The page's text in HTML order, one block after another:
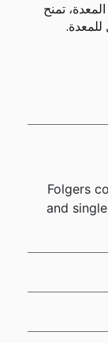
تمنح
للمعدة.
Folgers
and